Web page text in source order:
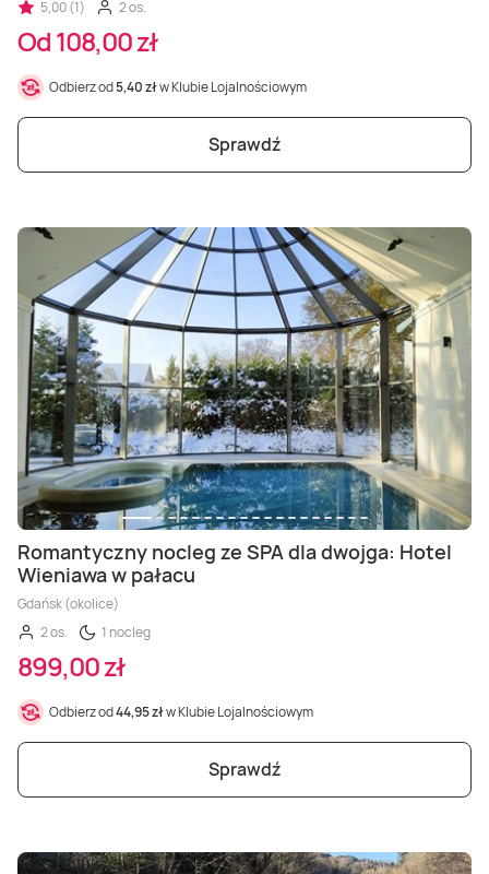
5,00 (1) 2 os.
Od 108,00 zł
Odbierz od5,40 złw Klubie Lojalnościowym
Sprawdź
Romantyczny nocleg ze SPA dla dwojga: Hotel
Wieniawa w pałacu
Gdańsk (okolice)
2 os.
1 nocleg
899,00 zł
Odbierz od44,95 złw Klubie Lojalnościowym
Sprawdź